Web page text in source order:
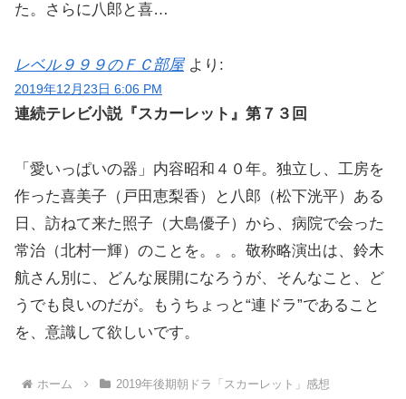
た。さらに八郎と喜…
レベル９９９のＦＣ部屋 より:
2019年12月23日 6:06 PM
連続テレビ小説『スカーレット』第７３回
「愛いっぱいの器」内容昭和４０年。独立し、工房を
作った喜美子（戸田恵梨香）と八郎（松下洸平）ある
日、訪ねて来た照子（大島優子）から、病院で会った
常治（北村一輝）のことを。。。敬称略演出は、鈴木
航さん別に、どんな展開になろうが、そんなこと、ど
うでも良いのだが。もうちょっと“連ドラ”であること
を、意識して欲しいです。
ホーム 2019年後期朝ドラ「スカーレット」感想